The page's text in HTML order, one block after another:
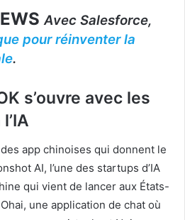
Avec Salesforce,
pour réinventer la
.
s’ouvre avec les
app chinoises qui donnent le
AI, l’une des startups d’IA
qui vient de lancer aux États-
une application de chat où